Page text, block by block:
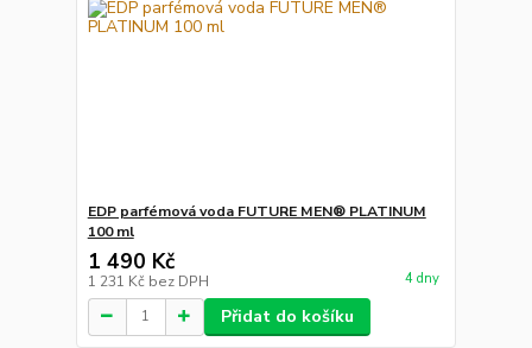
EDP parfémová voda FUTURE MEN® PLATINUM
100 ml
1 490 Kč
1 231 Kč bez DPH 4 dny
Přidat do košíku